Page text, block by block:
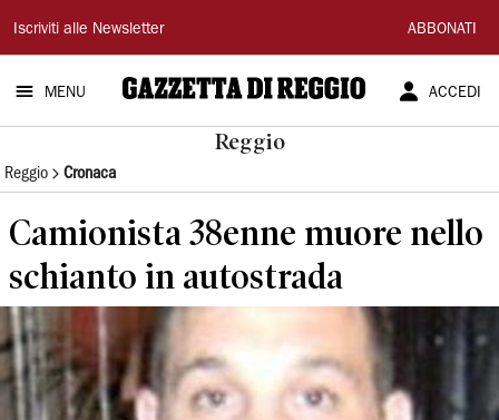
Gazzetta
di
Reggio
Iscriviti alle Newsletter ABBONATI
MENU ACCEDI
Reggio
Reggio Cronaca
Camionista 38enne muore nello
schianto in autostrada